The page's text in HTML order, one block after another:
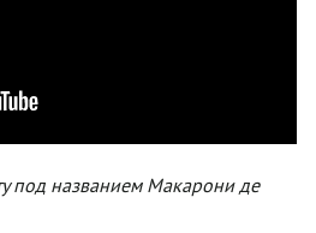
под названием Макарони де